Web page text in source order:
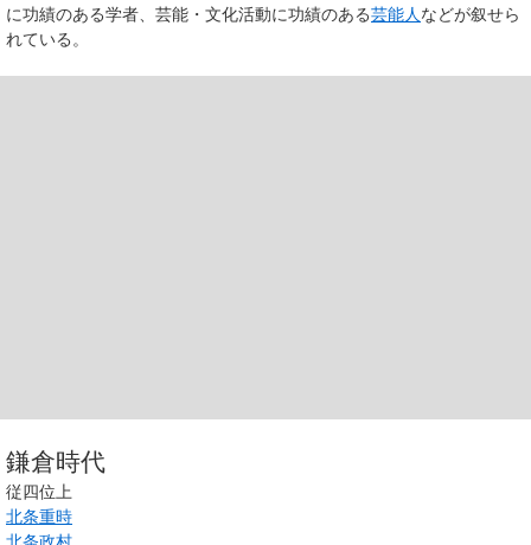
に功績のある学者、芸能・文化活動に功績のある芸能人 などが叙せら
れている。
鎌倉時代
従四位上
北条重時
北条政村